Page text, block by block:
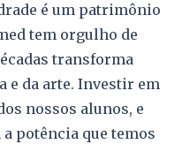
é um patrimônio
tem orgulho de
transforma
e da arte. Investir em
nossos alunos, e
potência que temos